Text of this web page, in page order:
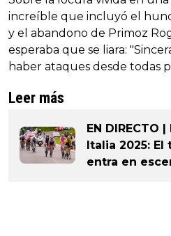
increíble que incluyó el
y el abandono de Primoz
esperaba que se liara:
haber ataques desde todas
Leer más
EN DIRECTO
Italia 2025:
entra en